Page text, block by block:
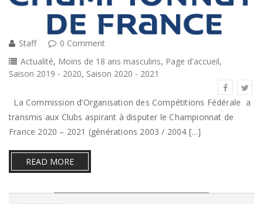
Staff
0 Comment
Actualité, Moins de 18 ans masculins, Page d'accueil,
Saison 2019 - 2020, Saison 2020 - 2021
La Commission d’Organisation des Compétitions Fédérale a
transmis aux Clubs aspirant à disputer le Championnat de
France 2020 – 2021 (générations 2003 / 2004 […]
READ MORE